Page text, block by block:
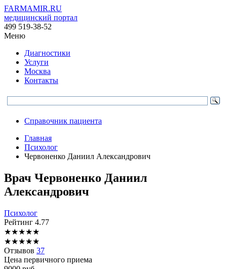
FARMAMIR.RU
медицинский портал
499 519-38-52
Меню
Диагностики
Услуги
Москва
Контакты
Справочник пациента
Главная
Психолог
Червоненко Даниил Александрович
Врач Червоненко Даниил
Александрович
Психолог
Рейтинг 4.77
★★★★★
★★★★★
Отзывов 37
Цена первичного приема